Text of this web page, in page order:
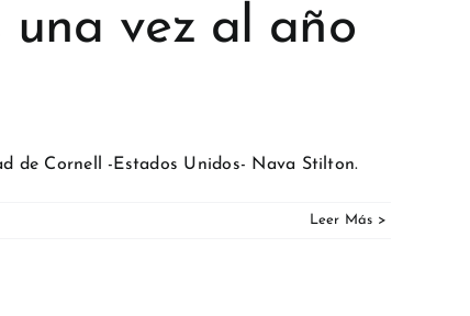
una vez al año
de Cornell -Estados Unidos- Nava Stilton.